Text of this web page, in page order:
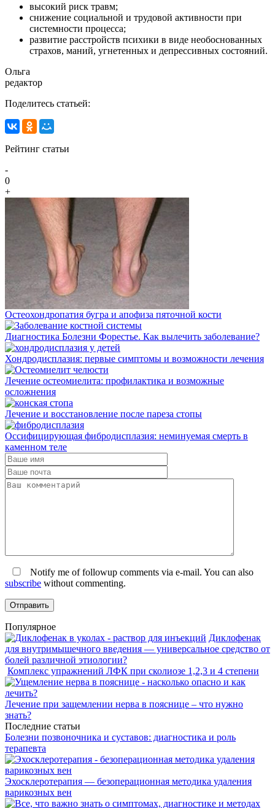
высокий риск травм;
снижение социальной и трудовой активности при
системности процесса;
развитие расстройств психики в виде необоснованных
страхов, маний, угнетенных и депрессивных состояний.
Ольга
редактор
Поделитесь статьей:
Рейтинг статьи
-
0
+
Остеохондропатия бугра и апофиза пяточной кости
Диагностика Болезни Форестье. Как вылечить заболевание?
Хондродисплазия: первые симптомы и возможности лечения
Лечение остеомиелита: профилактика и возможные
осложнения
Лечение и восстановление после пареза стопы
Оссифицирующая фибродисплазия: неминуемая смерть в
каменном теле
Notify me of followup comments via e-mail. You can also
subscribe without commenting.
Популярное
Диклофенак
для внутримышечного введения — универсальное средство от
болей различной этиологии?
Комплекс упражнений ЛФК при сколиозе 1,2,3 и 4 степени
Лечение при защемлении нерва в пояснице – что нужно
знать?
Последние статьи
Болезни позвоночника и суставов: диагностика и роль
терапевта
Эхосклеротерапия — безоперационная методика удаления
варикозных вен